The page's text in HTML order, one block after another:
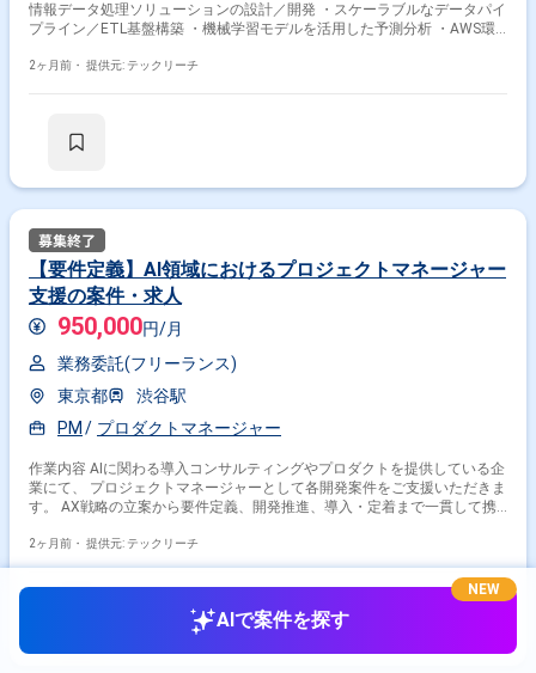
情報データ処理ソリューションの設計／開発 ・スケーラブルなデータパイ
プライン／ETL基盤構築 ・機械学習モデルを活用した予測分析 ・AWS環
処理環境の設計／改善 ・関連ドキュメント作成 ※当案件におきましては、
ーを目指す方歓迎 ＝＝＝＝＝ ※重要※ ▼必ずお読みください▼ 【必須要
2ヶ月前・ 提供元: テックリーチ
【要件定義】AI領域におけるプロジェクトマネージャー
支援の案件・求人
950,000円/月
業務委託(フリーランス)
東京都
渋谷駅
PM
プロダクトマネージャー
作業内容 AIに関わる導入コンサルティングやプロダクトを提供している企
業にて、 プロジェクトマネージャーとして各開発案件をご支援いただきま
す。 AX戦略の立案から要件定義、開発推進、導入・定着まで一貫して携
に関われます。 主な業務内容は以下を想定しております。 クライアント
の業務理解、課題特定 AX戦略、ロードマップ策定 提案書作成、営業同
行、顧客向けプレゼンテーション PRD、要件定義書、仕様書の作成 顧客
との合意形成 社内外の開発チームマネジメント スケジュール、品質、コ
スト管理 顧客折衝、リレーション構築 生成AIの技術検証、プロトタイピ
2ヶ月前・ 提供元: テックリーチ
AIで案件を探す
NEW